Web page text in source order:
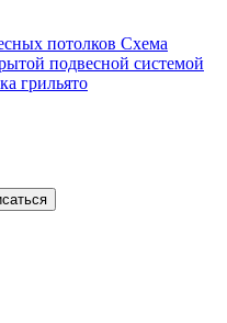
потолков Схема
подвесной системой
грильято